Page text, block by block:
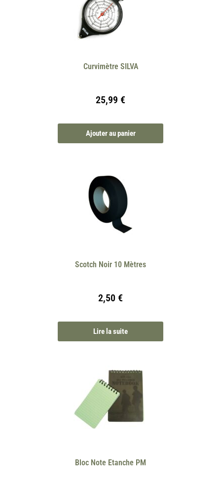
Curvimètre SILVA
25,99 €
Ajouter au panier
Scotch Noir 10 Mètres
2,50 €
Lire la suite
Bloc Note Etanche PM